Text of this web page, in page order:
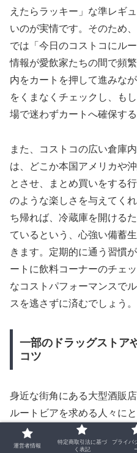
えたらラッキー」な準レギ
いのが実情です。そのため
では「今日のコストコにル
情報が愛飲家たちの間で頻
内をカートを押して進みな
をくまなくチェックし、も
場で迷わずカートへ確保す
また、コストコの広い倉庫
は、どこか本国アメリカや
とさせ、まとめ買いをする
のような楽しさを与えてく
ち帰れば、冷蔵庫を開ける
ているという、心強い備蓄
きます。定期的に通う習慣
ートに飲料コーナーのチェ
なコストパフォーマンスで
スを逃さずに済むでしょう。
一部のドラッグストア
コツ
身近な街角にある大型酒販
ルートビアを求める人々に
となっています。特に全国
や」は、輸入食品や珍しい
運営者情報
特定商取引法に基づ
く表記
プライバ